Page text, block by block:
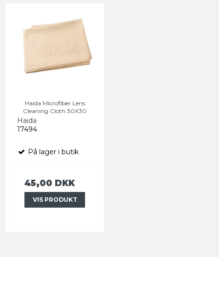
Haida Microfiber Lens
Cleaning Cloth 30X30
Haida
17494
På lager i butik
45,00 DKK
VIS PRODUKT